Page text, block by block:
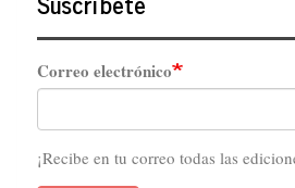
Correo electrónico
¡Recibe en tu correo todas las